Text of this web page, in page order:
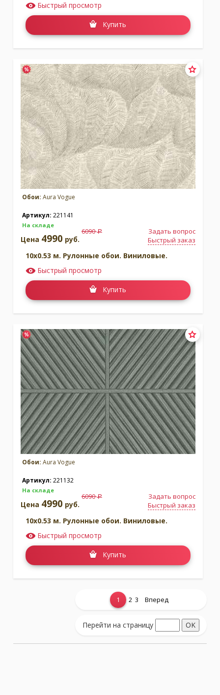
Быстрый просмотр
Купить
Обои: Aura Vogue
Артикул: 221141
На складе
Задать вопрос
Быстрый заказ
Цена 4990 руб.
6090a
10x0.53 м. Рулонные обои. Виниловые.
Быстрый просмотр
Купить
Обои: Aura Vogue
Артикул: 221132
На складе
Задать вопрос
Быстрый заказ
Цена 4990 руб.
6090a
10x0.53 м. Рулонные обои. Виниловые.
Быстрый просмотр
Купить
Показать еще...
1 2 3 Вперед
Перейти на страницу